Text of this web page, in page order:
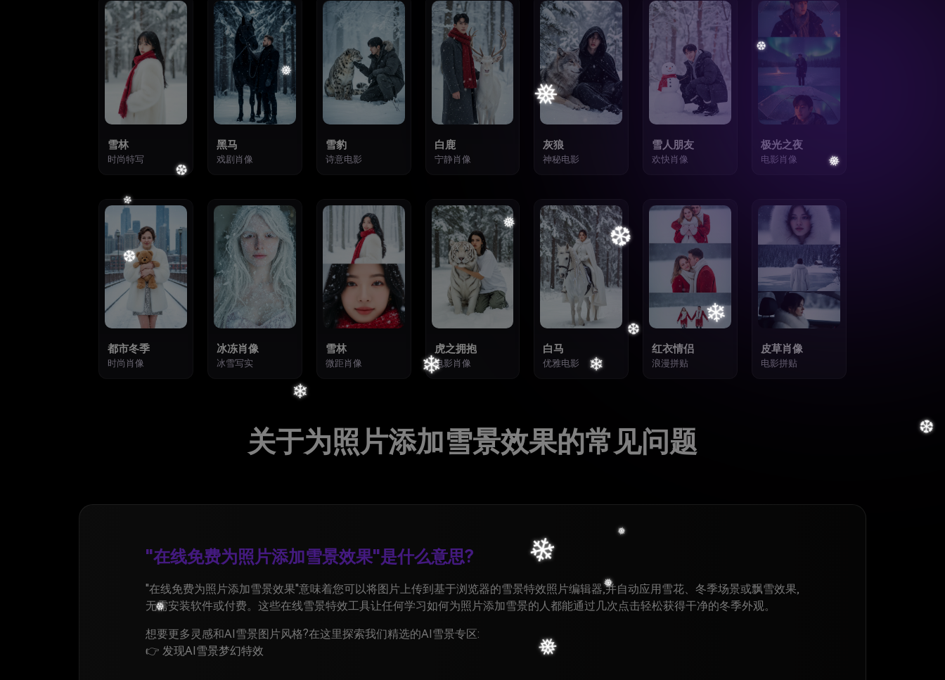
❅
❆
❄
❅
8
雪林
时尚特写
9
黑马
戏剧肖像
雪豹
诗意电影
11
白鹿
宁静肖像
12
灰狼
神秘电影
13
雪人朋友
欢快肖像
14
极光之夜
电影肖像
15
都市冬季
时尚肖像
冰冻肖像
冰雪写实
雪林
微距肖像
18
虎之拥抱
电影肖像
19
白马
优雅电影
20
红衣情侣
浪漫拼贴
皮草肖像
电影拼贴
关于为照片添加雪景效果的常见问题
"在线免费为照片添加雪景效果"是什么意思?
"在线免费为照片添加雪景效果"意味着您可以将图片上传到基于浏览器的雪景特效照片编辑器,并自动应用雪花、冬季场景或飘雪效果,
无需安装软件或付费。这些在线雪景特效工具让任何学习如何为照片添加雪景的人都能通过几次点击轻松获得干净的冬季外观。
想要更多灵感和AI雪景图片风格?在这里探索我们精选的AI雪景专区:
👉 发现AI雪景梦幻特效